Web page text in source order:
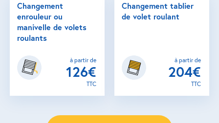
Changement
enrouleur ou
manivelle de volets
roulants
à partir de
126€
TTC
Changement tablier
de volet roulant
à partir de
204€
TTC